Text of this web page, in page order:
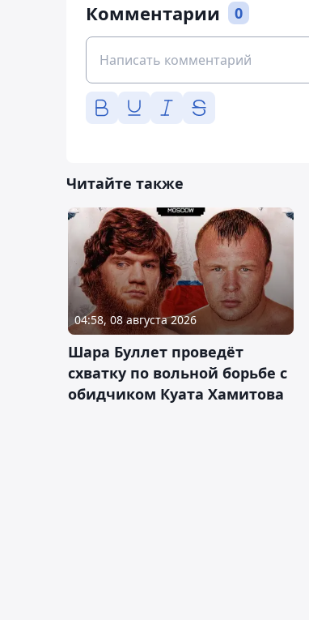
Комментарии 0
Читайте также
04:58, 08 августа 2026
Шара Буллет проведёт
схватку по вольной борьбе с
обидчиком Куата Хамитова